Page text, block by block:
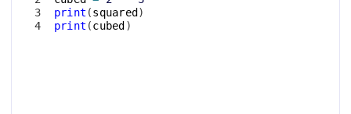
3
4
print (squared )
print (cubed )